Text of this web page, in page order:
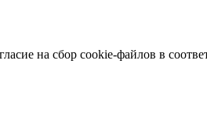
на сбор cookie-файлов в